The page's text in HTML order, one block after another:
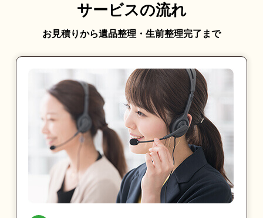
サービスの流れ
お見積りから遺品整理・生前整理完了まで